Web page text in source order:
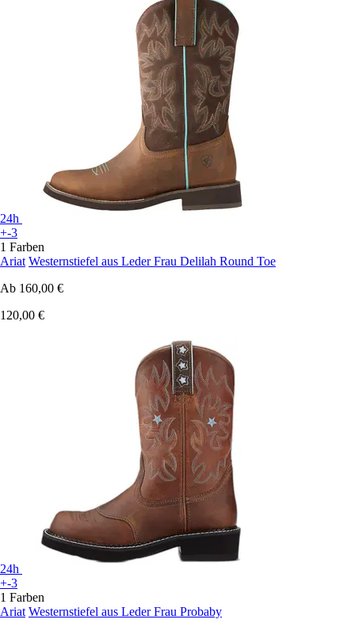
24h
+-3
1 Farben
Ariat Westernstiefel aus Leder Frau Delilah Round Toe
Ab 160,00 €
120,00 €
24h
+-3
1 Farben
Ariat Westernstiefel aus Leder Frau Probaby